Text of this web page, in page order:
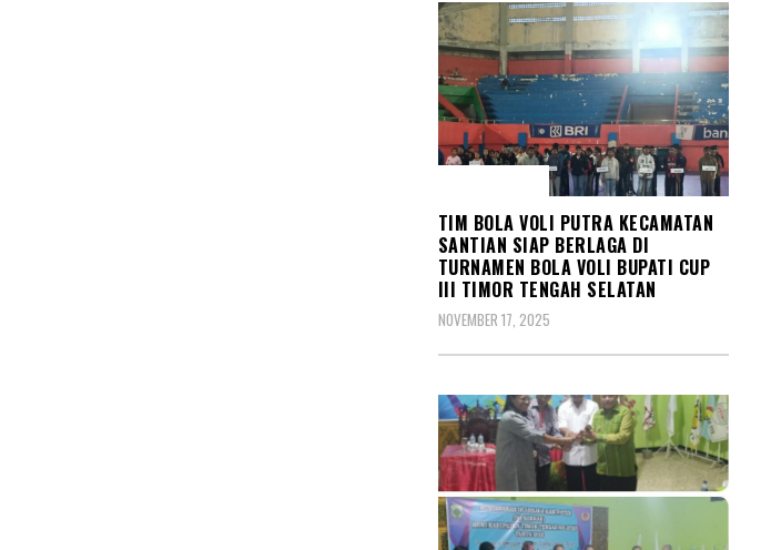
TIM BOLA VOLI PUTRA KECAMATAN
SANTIAN SIAP BERLAGA DI
TURNAMEN BOLA VOLI BUPATI CUP
III TIMOR TENGAH SELATAN
NOVEMBER 17, 2025